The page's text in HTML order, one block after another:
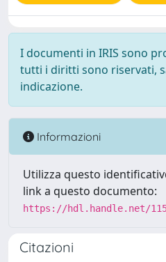
I documenti in IRIS sono
tutti i diritti sono riservati,
indicazione.
Informazioni
Utilizza questo
link a questo documento:
https://hdl.handle.net/
Citazioni